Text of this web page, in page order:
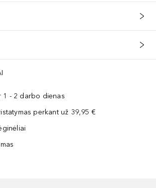
1 - 2 darbo dienas
perkant už 39,95 €